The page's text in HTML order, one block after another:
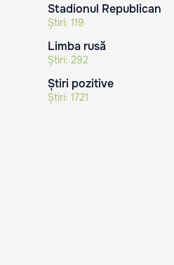
Stadionul Republican
Știri: 119
Limba rusă
Știri: 292
Știri pozitive
Știri: 1721